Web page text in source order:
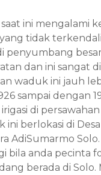
ini mengalami
tidak
penyumbang
dan ini sangat
waduk ini jauh
sampai dengan
di
ini berlokasi di
AdiSumarmo
bila anda pecinta
berada di Solo.